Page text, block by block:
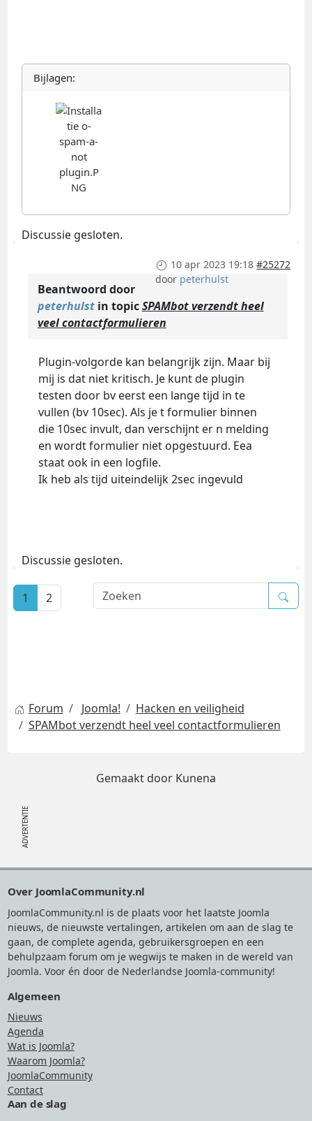
Bijlagen:
Discussie gesloten.
10 apr 2023 19:18 #25272
door peterhulst
Beantwoord door
peterhulstin topicSPAMbot verzendt heel
veel contactformulieren
Plugin-volgorde kan belangrijk zijn. Maar bij
mij is dat niet kritisch. Je kunt de plugin
testen door bv eerst een lange tijd in te
vullen (bv 10sec). Als je t formulier binnen
die 10sec invult, dan verschijnt er n melding
en wordt formulier niet opgestuurd. Eea
staat ook in een logfile.
Ik heb als tijd uiteindelijk 2sec ingevuld
Discussie gesloten.
1 2
Forum Joomla!
Hacken en veiligheid
SPAMbot verzendt heel veel contactformulieren
Gemaakt door Kunena
Over JoomlaCommunity.nl
JoomlaCommunity.nl is de plaats voor het laatste Joomla
nieuws, de nieuwste vertalingen, artikelen om aan de slag te
gaan, de complete agenda, gebruikersgroepen en een
behulpzaam forum om je wegwijs te maken in de wereld van
Joomla. Voor én door de Nederlandse Joomla-community!
Algemeen
Nieuws
Agenda
Wat is Joomla?
Waarom Joomla?
JoomlaCommunity
Contact
Aan de slag